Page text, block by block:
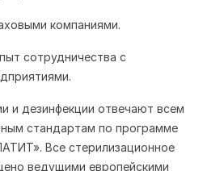
компаниями.
сотрудничества с
и дезинфекции отвечают всем
стандартам по программе
Все стерилизационное
ведущими европейскими